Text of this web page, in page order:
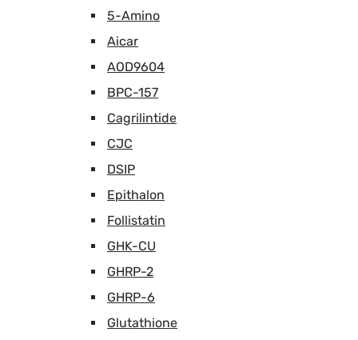
5-Amino
Aicar
AOD9604
BPC-157
Cagrilintide
CJC
DSIP
Epithalon
Follistatin
GHK-CU
GHRP-2
GHRP-6
Glutathione